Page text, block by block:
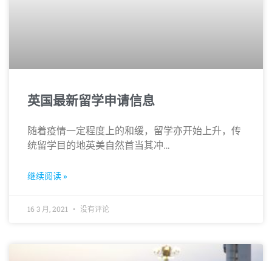
英国最新留学申请信息
随着疫情一定程度上的和缓，留学亦开始上升，传
统留学目的地英美自然首当其冲…
继续阅读 »
16 3 月, 2021 没有评论